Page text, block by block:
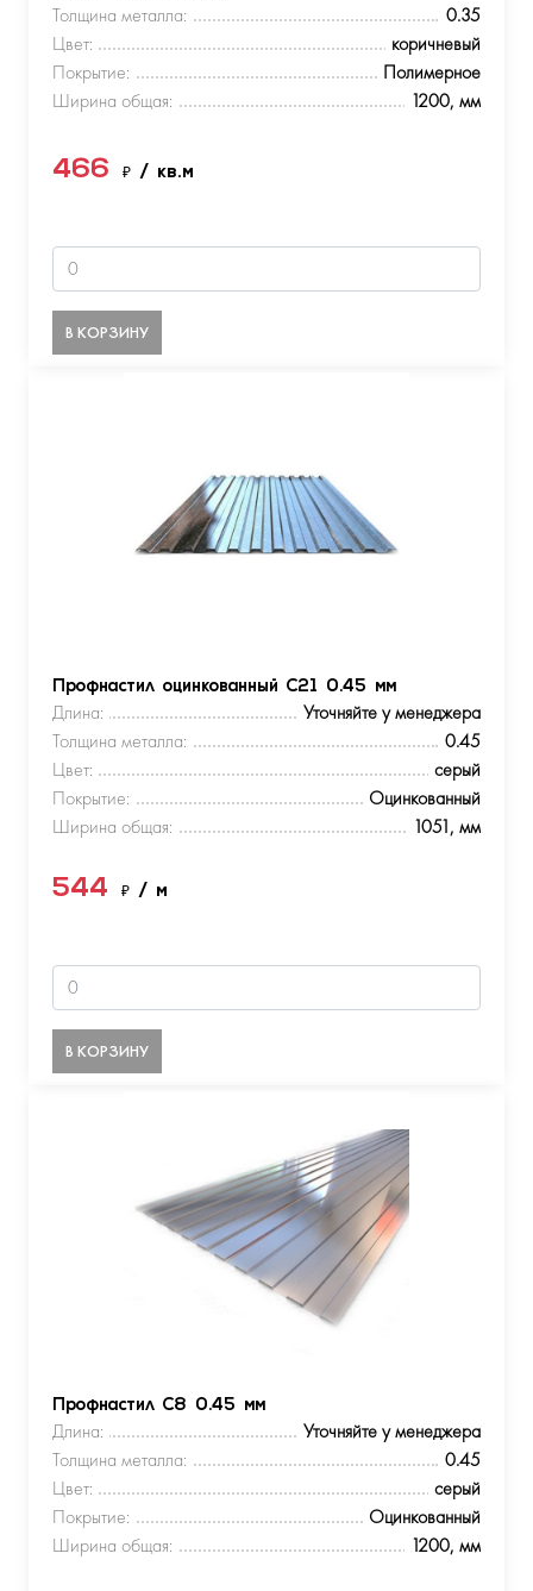
Толщина металла:
0.35
Цвет:
коричневый
Покрытие:
Полимерное
Ширина общая:
1200, мм
466 ₽ / кв.м
В КОРЗИНУ
Профнастил оцинкованный С21 0.45 мм
Длина:
Уточняйте у менеджера
Толщина металла:
0.45
Цвет:
серый
Покрытие:
Оцинкованный
Ширина общая:
1051, мм
544 ₽ / м
В КОРЗИНУ
Профнастил С8 0.45 мм
Длина:
Уточняйте у менеджера
Толщина металла:
0.45
Цвет:
серый
Покрытие:
Оцинкованный
Ширина общая:
1200, мм